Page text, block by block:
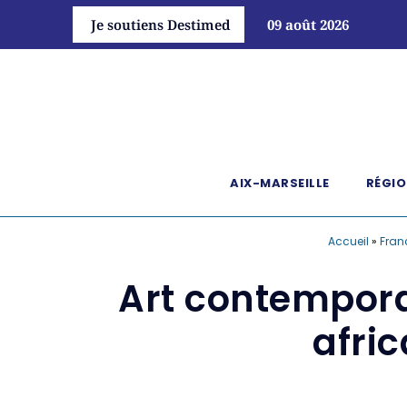
Je soutiens Destimed 09 août 2026
AIX-MARSEILLE
Accueil »
Art